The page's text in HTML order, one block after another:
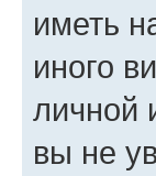
иметь
иного
личной
вы не